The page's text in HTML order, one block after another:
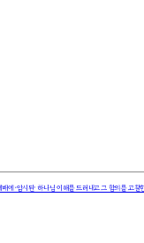
‘암시된’ 하나님 이해를 드러내고 그 함의를